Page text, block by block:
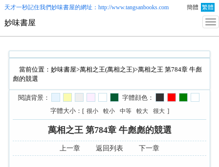
天才一秒記住我們妙味書屋的網址：http://www.tangsanbooks.com 簡體 繁體
妙味書屋
當前位置： 妙味書屋>萬相之王(萬相之王)>萬相之王 第784章 牛彪
彪的競選
閱讀背景：
字體顔色：
字體大小：[ 很小 較小 中等 較大 很大 ]
萬相之王 第784章 牛彪彪的競選
上一章 返回列表 下一章